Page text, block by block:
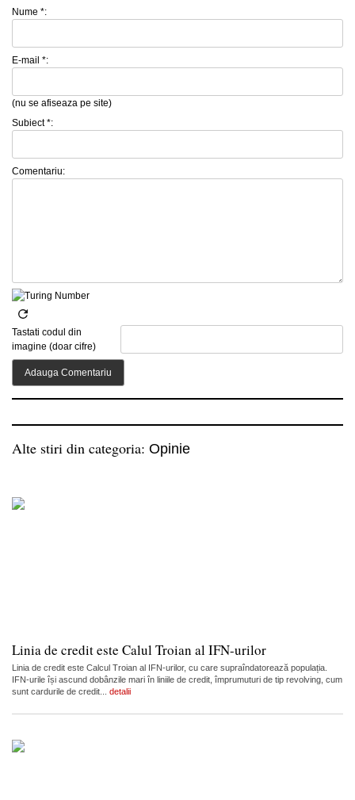
Nume *:
E-mail *:
(nu se afiseaza pe site)
Subiect *:
Comentariu:
Tastati codul din
imagine (doar cifre)
Alte stiri din categoria: Opinie
Linia de credit este Calul Troian al IFN-urilor
Linia de credit este Calcul Troian al IFN-urilor, cu care supraîndatorează populația.
IFN-urile își ascund dobânzile mari în liniile de credit, împrumuturi de tip revolving, cum
sunt cardurile de credit... detalii